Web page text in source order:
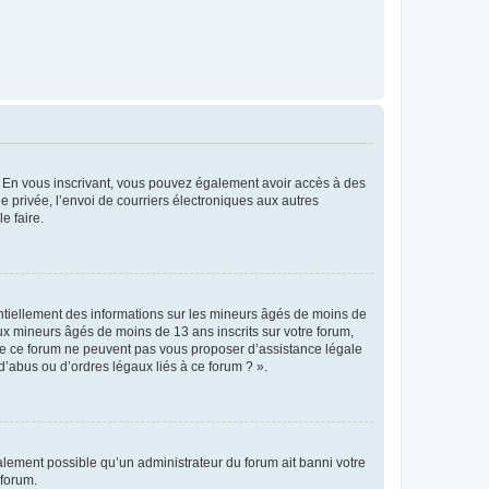
vous inscrivant, vous pouvez également avoir accès à des
privée, l’envoi de courriers électroniques aux autres
faire.
des informations sur les mineurs âgés de moins de
mineurs âgés de moins de 13 ans inscrits sur votre forum,
forum ne peuvent pas vous proposer d’assistance légale
ou d’ordres légaux liés à ce forum ? ».
possible qu’un administrateur du forum ait banni votre